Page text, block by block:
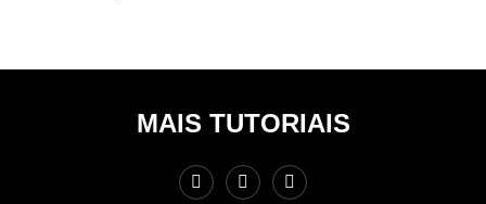
MAIS TUTORIAIS